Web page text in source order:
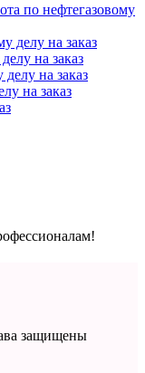
по нефтегазовому
делу на заказ
на заказ
на заказ
на заказ
защищены